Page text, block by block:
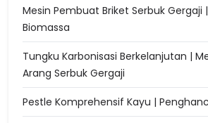
Mesin Pembuat Briket Serbuk Gergaji
Biomassa
Tungku Karbonisasi Berkelanjutan |
Arang Serbuk Gergaji
Pestle Komprehensif Kayu |